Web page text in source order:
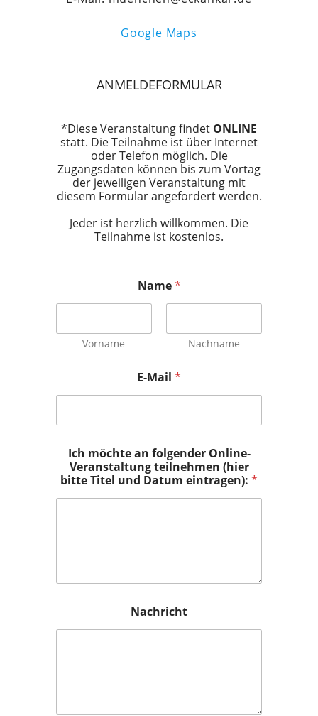
Google Maps
ANMELDEFORMULAR
*Diese Veranstaltung findet ONLINE
statt. Die Teilnahme ist über Internet
oder Telefon möglich. Die
Zugangsdaten können bis zum Vortag
der jeweiligen Veranstaltung mit
diesem Formular angefordert werden.
Jeder ist herzlich willkommen. Die
Teilnahme ist kostenlos.
Name*
Vorname Nachname
E-Mail *
Ich möchte an folgender Online-
Veranstaltung teilnehmen (hier
bitte Titel und Datum eintragen): *
Nachricht